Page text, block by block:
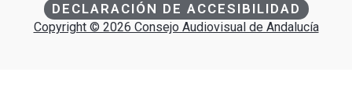
DECLARACIÓN DE ACCESIBILIDAD
Copyright © 2026 Consejo Audiovisual de Andalucía